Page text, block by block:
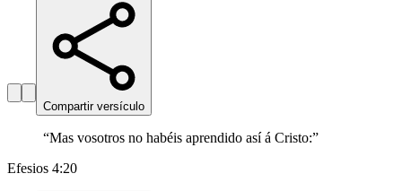
Compartir versículo
“Mas vosotros no habéis aprendido así á Cristo:”
Efesios 4:20